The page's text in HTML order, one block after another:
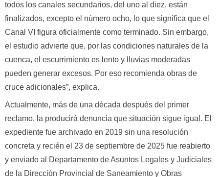
todos los canales secundarios, del uno al diez, están
finalizados, excepto el número ocho, lo que significa que el
Canal VI figura oficialmente como terminado. Sin embargo,
el estudio advierte que, por las condiciones naturales de la
cuenca, el escurrimiento es lento y lluvias moderadas
pueden generar excesos. Por eso recomienda obras de
cruce adicionales”, explica.
Actualmente, más de una década después del primer
reclamo, la producirá denuncia que situación sigue igual. El
expediente fue archivado en 2019 sin una resolución
concreta y recién el 23 de septiembre de 2025 fue reabierto
y enviado al Departamento de Asuntos Legales y Judiciales
de la Dirección Provincial de Saneamiento y Obras